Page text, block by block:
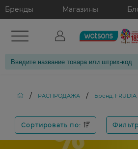
Бренды Магазины
/ РАСПРОДАЖА / Бренд: FRUDIA
Сортировать по: Фильтр